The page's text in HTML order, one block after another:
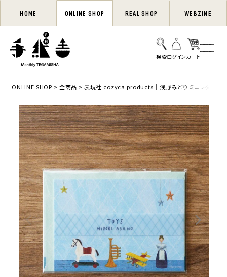
HOME ONLINE SHOP REAL SHOP WEBZINE
ONLINE SHOP 全商品 表現社 cozyca products｜浅野みどり ミニレターセッ